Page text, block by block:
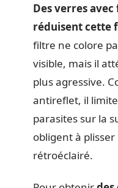
Des verres
réduisent cette
filtre ne colore
visible, mais il
plus agressive.
antireflet, il
parasites sur la
obligent à
rétroéclairé.